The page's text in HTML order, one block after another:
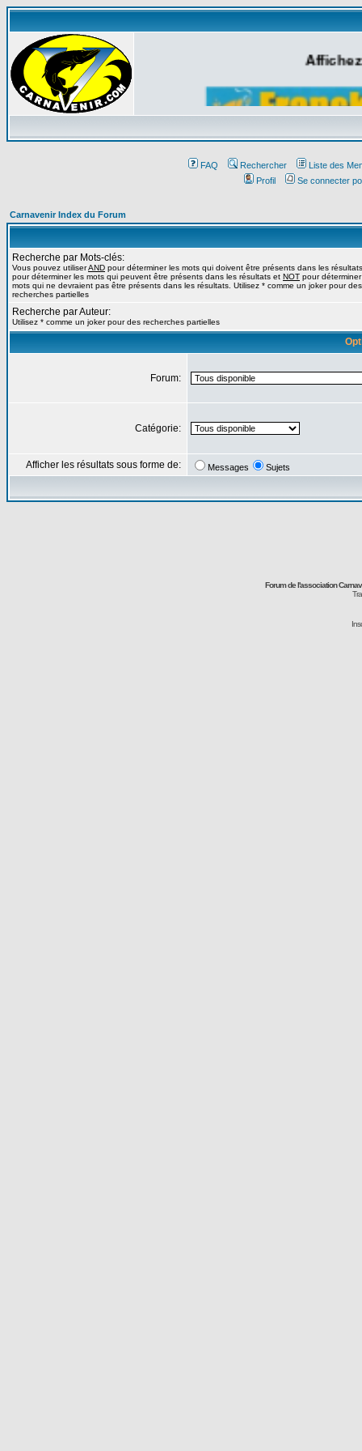
FAQ Rechercher
Liste des
Profil
Se connecter
Carnavenir Index du Forum
Recherche par Mots-clés:
Vous pouvez utiliserAND pour déterminer les mots qui doivent être présents dans les
pour déterminer les mots qui peuvent être présents dans les résultats et NOT pour
mots qui ne devraient pas être présents dans les résultats. Utilisez * comme un joker pour des
recherches partielles
Recherche par Auteur:
Utilisez * comme un joker pour des recherches partielles
Forum:
Catégorie:
Afficher les résultats sous forme de: Messages Sujets
Forum de l'association